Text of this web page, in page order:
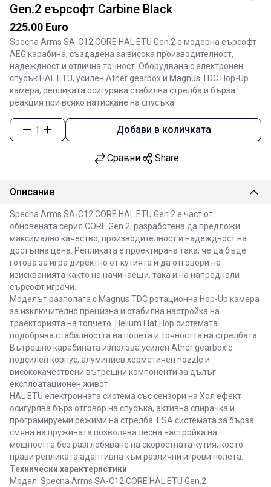
Gen.2 еърсофт Carbine Black
225.00 Euro
Specna Arms SA-C12 CORE HAL ETU Gen.2 е модерна еърсофт
AEG карабина, създадена за висока производителност,
надеждност и отлична точност. Оборудвана с електронен
спусък HAL ETU, усилен Ather gearbox и Magnus TDC Hop-Up
камера, репликата осигурява стабилна стрелба и бърза
реакция при всяко натискане на спусъка.
1 Добави в количката
Сравни Share
Описание
Specna Arms SA-C12 CORE HAL ETU Gen.2 е част от
обновената серия CORE Gen.2, разработена да предложи
максимално качество, производителност и надеждност на
достъпна цена. Репликата е проектирана така, че да бъде
готова за игра директно от кутията и да отговори на
изискванията както на начинаещи, така и на напреднали
еърсофт играчи.
Моделът разполага с Magnus TDC ротационна Hop-Up камера
за изключително прецизна и стабилна настройка на
траекторията на топчето. Helium Flat Hop системата
подобрява стабилността на полета и точността на стрелбата.
Вътрешно карабината използва усилен Ather gearbox с
подсилен корпус, алуминиев херметичен nozzle и
висококачествени вътрешни компоненти за дълъг
експлоатационен живот.
HAL ETU електронната система със сензори на Хол ефект
осигурява бърз отговор на спусъка, активна спирачка и
програмируеми режими на стрелба. ESA системата за бърза
смяна на пружината позволява лесна настройка на
мощността без разглобяване на скоростната кутия, което
прави репликата адаптивна към различни игрови полета.
Технически характеристики
Модел: Specna Arms SA-C12 CORE HAL ETU Gen.2